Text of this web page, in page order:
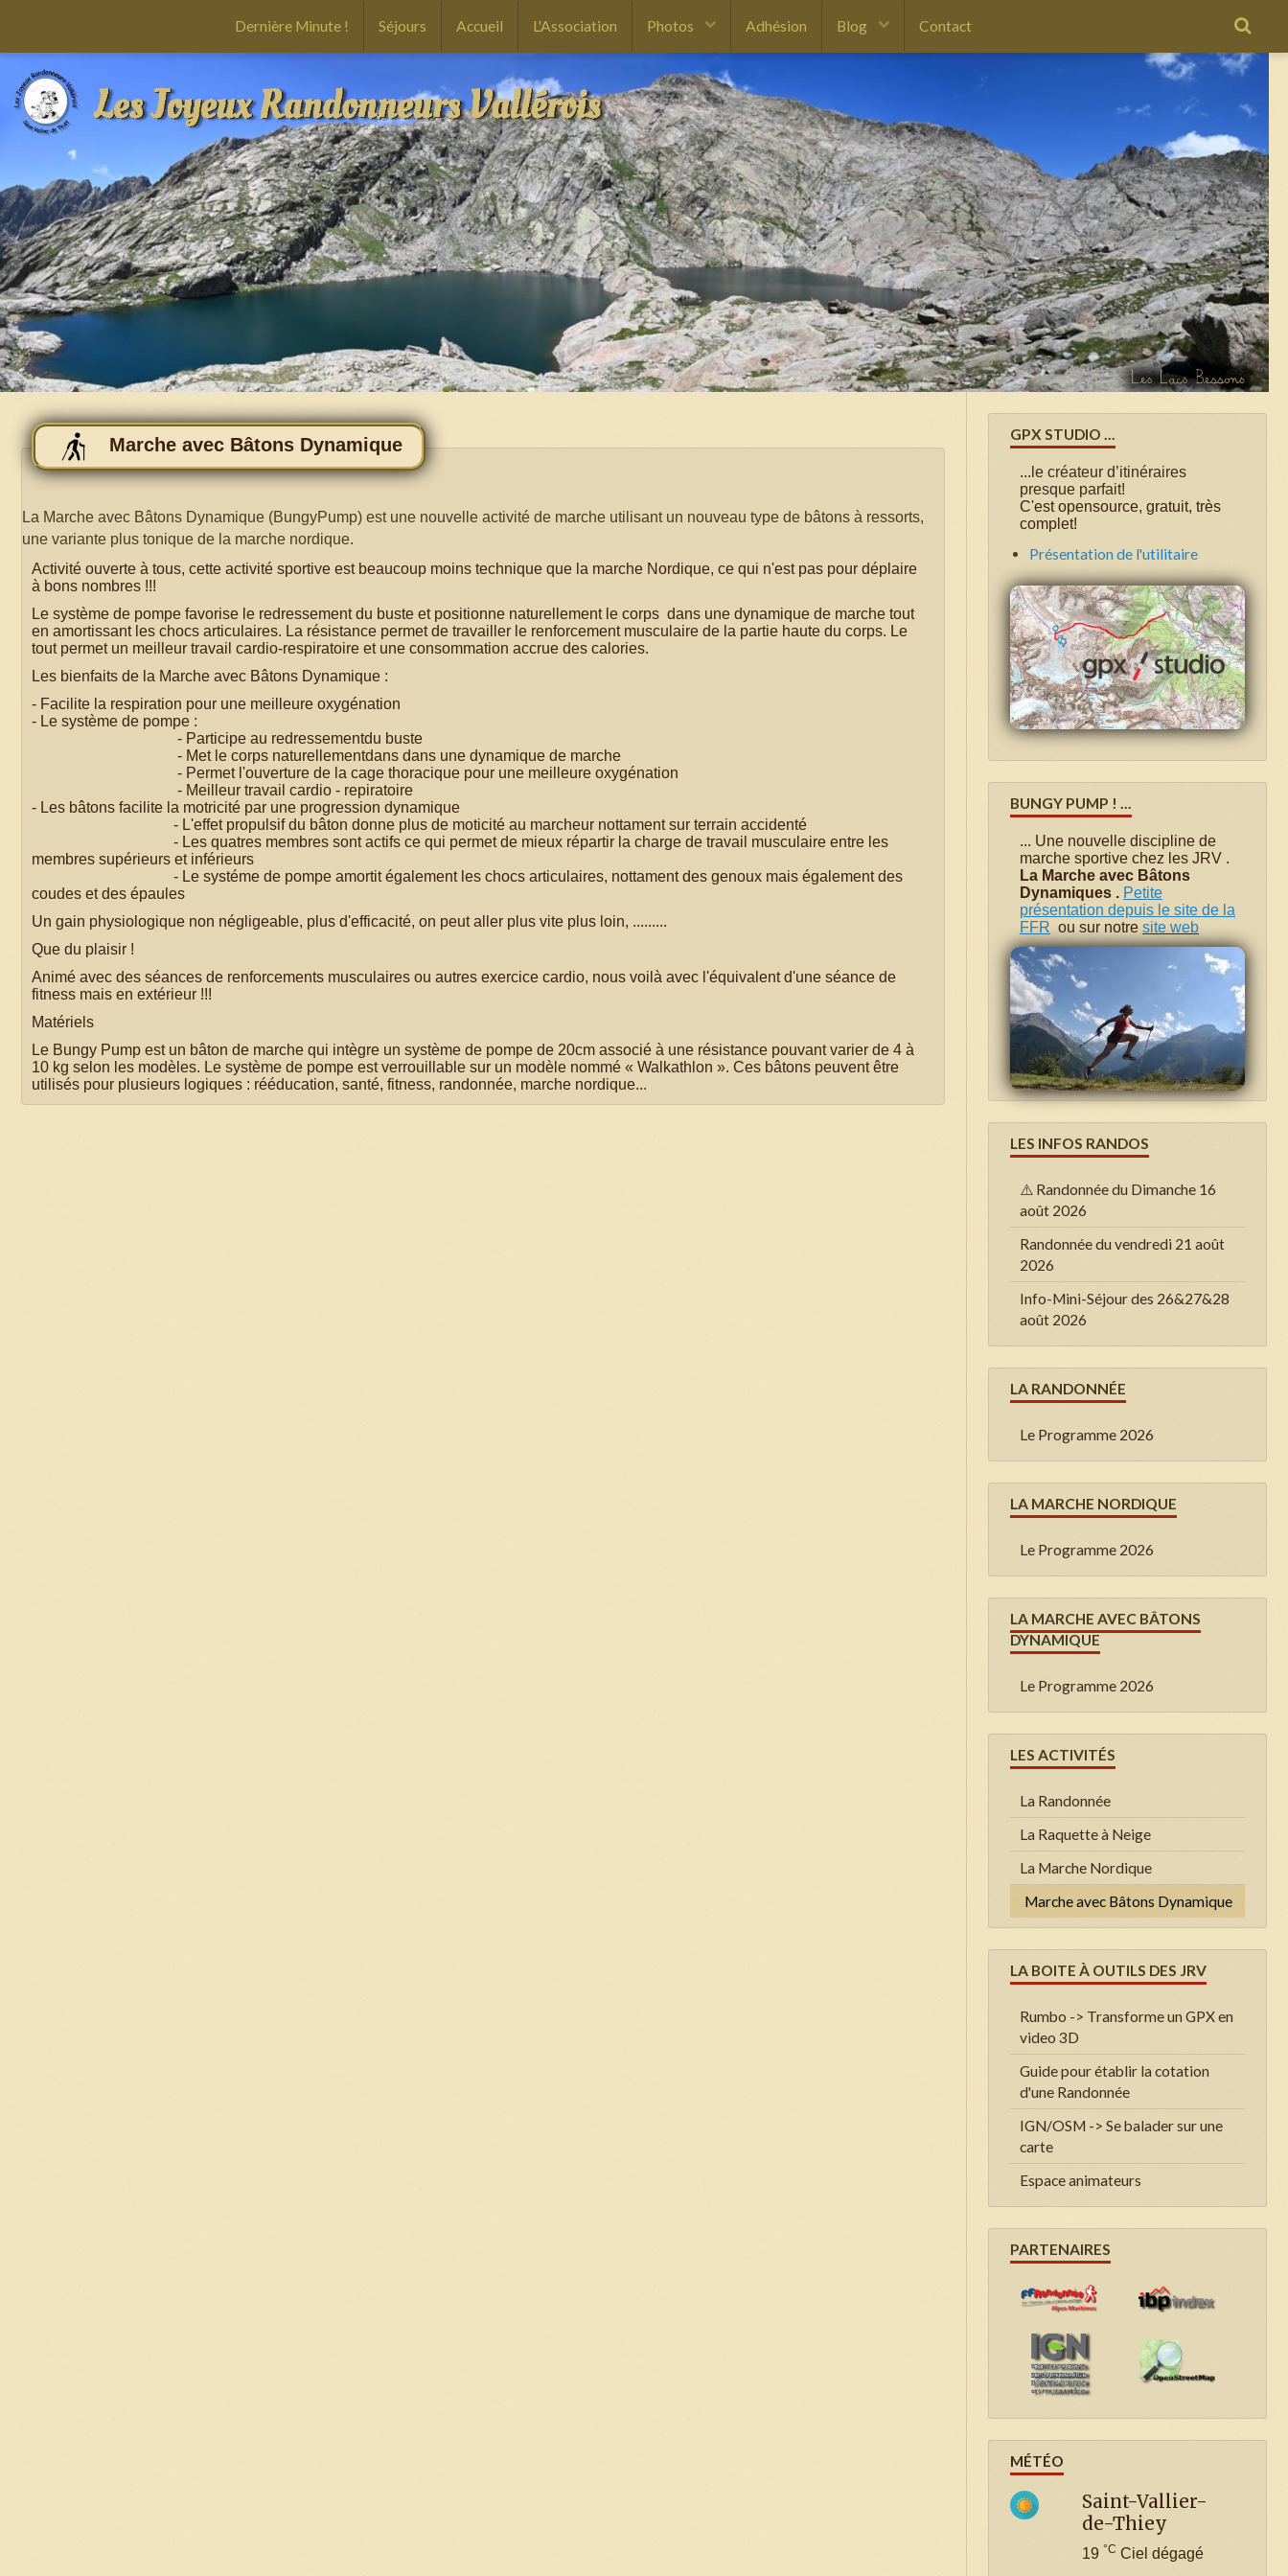
Dernière Minute ! Séjours Accueil L'Association Photos Adhésion Blog Contact
Marche avec Bâtons Dynamique
La Marche avec Bâtons Dynamique (BungyPump) est une nouvelle activité de marche utilisant un nouveau type de bâtons à ressorts,
une variante plus tonique de la marche nordique.
Activité ouverte à tous, cette activité sportive est beaucoup moins technique que la marche Nordique, ce qui n'est pas pour déplaire
à bons nombres !!!
Le système de pompe favorise le redressement du buste et positionne naturellement le corps dans une dynamique de marche tout
en amortissant les chocs articulaires. La résistance permet de travailler le renforcement musculaire de la partie haute du corps. Le
tout permet un meilleur travail cardio-respiratoire et une consommation accrue des calories.
Les bienfaits de la Marche avec Bâtons Dynamique :
- Facilite la respiration pour une meilleure oxygénation
- Le système de pompe :
- Participe au redressementdu buste
- Met le corps naturellementdans dans une dynamique de marche
- Permet l'ouverture de la cage thoracique pour une meilleure oxygénation
- Meilleur travail cardio - repiratoire
- Les bâtons facilite la motricité par une progression dynamique
- L'effet propulsif du bâton donne plus de moticité au marcheur nottament sur terrain accidenté
- Les quatres membres sont actifs ce qui permet de mieux répartir la charge de travail musculaire entre les
membres supérieurs et inférieurs
- Le systéme de pompe amortit également les chocs articulaires, nottament des genoux mais également des
coudes et des épaules
Un gain physiologique non négligeable, plus d'efficacité, on peut aller plus vite plus loin, .........
Que du plaisir !
Animé avec des séances de renforcements musculaires ou autres exercice cardio, nous voilà avec l'équivalent d'une séance de
fitness mais en extérieur !!!
Matériels
Le Bungy Pump est un bâton de marche qui intègre un système de pompe de 20cm associé à une résistance pouvant varier de 4 à
10 kg selon les modèles. Le système de pompe est verrouillable sur un modèle nommé « Walkathlon ». Ces bâtons peuvent être
utilisés pour plusieurs logiques : rééducation, santé, fitness, randonnée, marche nordique...
GPX STUDIO ...
... le créateur d’itinéraires
presque parfait!
C'est opensource, gratuit, très
complet!
Présentation de l'utilitaire
BUNGY PUMP ! ...
... Une nouvelle discipline de
marche sportive chez les JRV .
La Marche avec Bâtons
Dynamiques . Petite
présentation depuis le site de la
FFR ou sur notre site web
LES INFOS RANDOS
⚠️ Randonnée du Dimanche 16
août 2026
Randonnée du vendredi 21 août
2026
Info-Mini-Séjour des 26&27&28
août 2026
LA RANDONNÉE
Le Programme 2026
LA MARCHE NORDIQUE
Le Programme 2026
LA MARCHE AVEC BÂTONS
DYNAMIQUE
Le Programme 2026
LES ACTIVITÉS
La Randonnée
La Raquette à Neige
La Marche Nordique
Marche avec Bâtons Dynamique
LA BOITE À OUTILS DES JRV
Rumbo -> Transforme un GPX en
video 3D
Guide pour établir la cotation
d'une Randonnée
IGN/OSM -> Se balader sur une
carte
Espace animateurs
PARTENAIRES
MÉTÉO
Saint-Vallier-
de-Thiey
19 °C Ciel dégagé